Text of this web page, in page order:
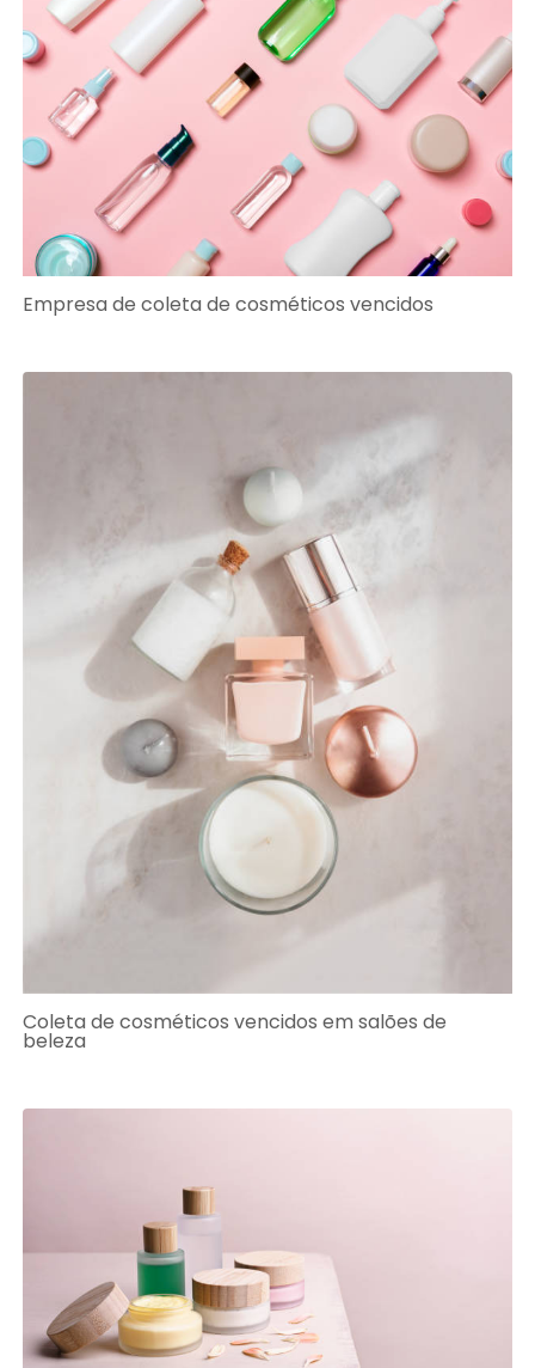
Empresa de coleta de cosméticos vencidos
Coleta de cosméticos vencidos em salões de
beleza